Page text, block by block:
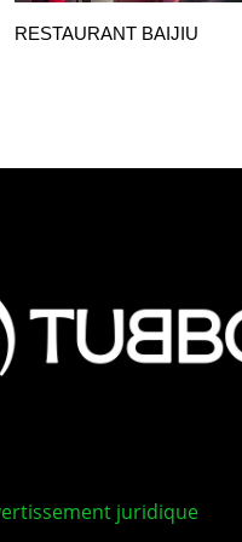
RESTAURANT BAIJIU
juridique